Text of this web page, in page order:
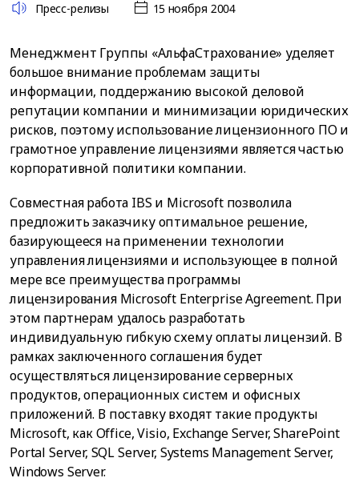
Пресс-релизы 15 ноября 2004
Менеджмент Группы «АльфаСтрахование» уделяет
большое внимание проблемам защиты
информации, поддержанию высокой деловой
репутации компании и минимизации юридических
рисков, поэтому использование лицензионного ПО и
грамотное управление лицензиями является частью
корпоративной политики компании.
Совместная работа IBS и Microsoft позволила
предложить заказчику оптимальное решение,
базирующееся на применении технологии
управления лицензиями и использующее в полной
мере все преимущества программы
лицензирования Microsoft Enterprise Agreement. При
этом партнерам удалось разработать
индивидуальную гибкую схему оплаты лицензий. В
рамках заключенного соглашения будет
осуществляться лицензирование серверных
продуктов, операционных систем и офисных
приложений. В поставку входят такие продукты
Microsoft, как Office, Visio, Exchange Server, SharePoint
Portal Server, SQL Server, Systems Management Server,
Windows Server.